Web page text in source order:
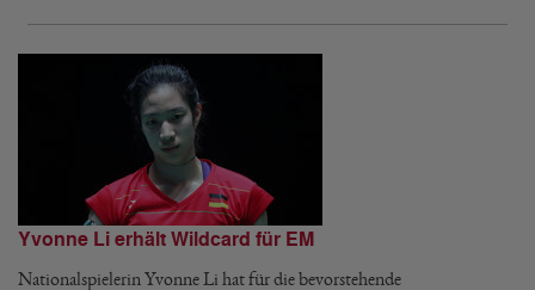
Yvonne Li erhält Wildcard für EM
Nationalspielerin Yvonne Li hat für die bevorstehende